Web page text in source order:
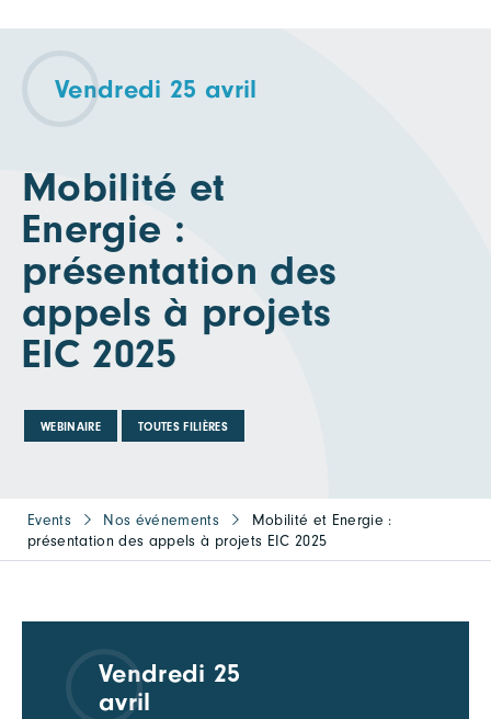
Vendredi 25 avril
Mobilité et
Energie :
présentation des
appels à projets
EIC 2025
WEBINAIRE TOUTES FILIÈRES
Events Nos événements
Mobilité et Energie :
présentation des appels à projets EIC 2025
Vendredi 25
avril